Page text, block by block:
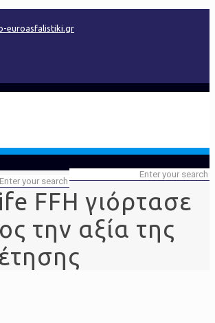
euroasfalistiki.gr
FFH γιόρτασε
την αξία της